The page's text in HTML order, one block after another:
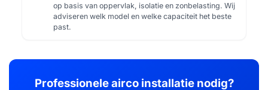
op basis van oppervlak, isolatie en zonbelasting. Wij
adviseren welk model en welke capaciteit het beste
past.
Professionele airco installatie nodig?